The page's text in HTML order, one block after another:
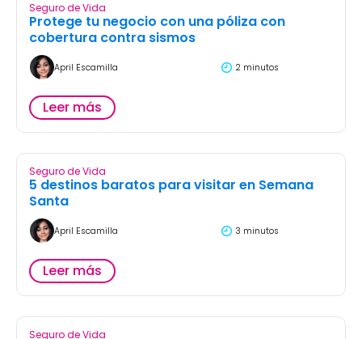
Seguro de Vida
Protege tu negocio con una póliza con
cobertura contra sismos
April Escamilla 2 minutos
Leer más
Seguro de Vida
5 destinos baratos para visitar en Semana
Santa
April Escamilla 3 minutos
Leer más
Seguro de Vida